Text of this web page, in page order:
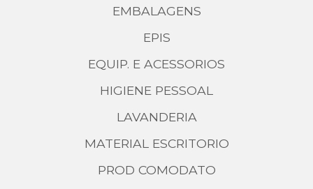
EMBALAGENS
EPIS
EQUIP. E ACESSORIOS
HIGIENE PESSOAL
LAVANDERIA
MATERIAL ESCRITORIO
PROD COMODATO